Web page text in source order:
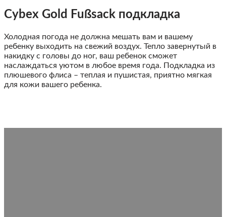
Cybex Gold Fußsack подкладка
Холодная погода не должна мешать вам и вашему
ребенку выходить на свежий воздух. Тепло завернутый в
накидку с головы до ног, ваш ребенок сможет
наслаждаться уютом в любое время года. Подкладка из
плюшевого флиса – теплая и пушистая, приятно мягкая
для кожи вашего ребенка.